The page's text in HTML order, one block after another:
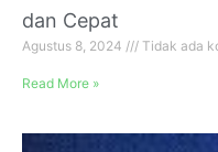
dan Cepat
Agustus 8, 2024 Tidak ada
Read More »